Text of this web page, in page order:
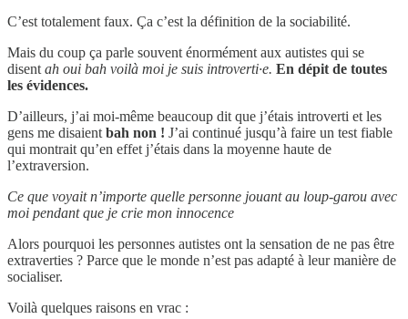
C’est totalement faux. Ça c’est la définition de la sociabilité.
Mais du coup ça parle souvent énormément aux autistes qui se
disent ah oui bah voilà moi je suis introverti·e. En dépit de toutes
les évidences.
D’ailleurs, j’ai moi-même beaucoup dit que j’étais introverti et les
gens me disaient bah non ! J’ai continué jusqu’à faire un test fiable
qui montrait qu’en effet j’étais dans la moyenne haute de
l’extraversion.
Ce que voyait n’importe quelle personne jouant au loup-garou avec
moi pendant que je crie mon innocence
Alors pourquoi les personnes autistes ont la sensation de ne pas être
extraverties ? Parce que le monde n’est pas adapté à leur manière de
socialiser.
Voilà quelques raisons en vrac :